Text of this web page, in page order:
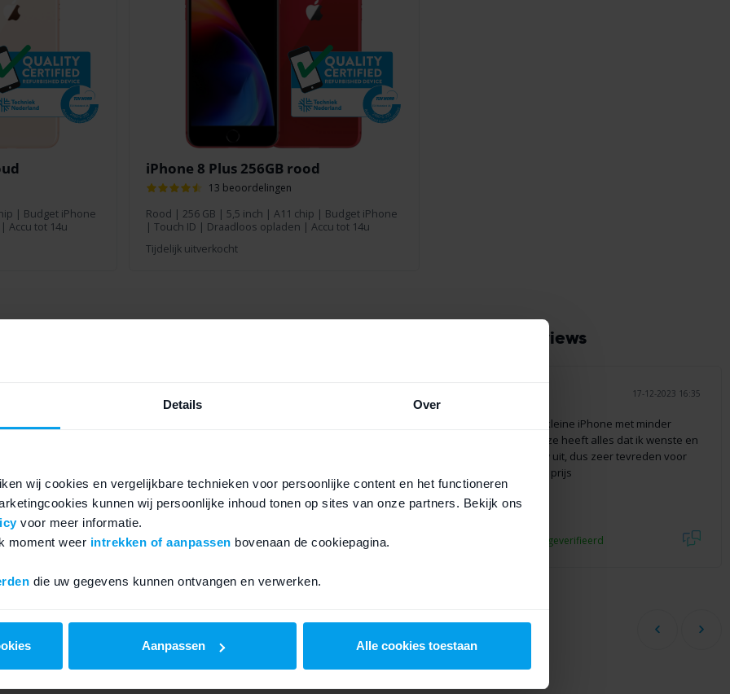
Details Over
wij cookies en vergelijkbare technieken voor persoonlijke content en het functioneren
kunnen wij persoonlijke inhoud tonen op sites van onze partners. Bekijk ons
voor meer informatie.
moment weer intrekken of aanpassen bovenaan de cookiepagina.
die uw gegevens kunnen ontvangen en verwerken.
Aanpassen Alle cookies toestaan
| Budget iPhone
Accu tot 14u
iPhone 8 Plus 256GB rood
13 beoordelingen
Rood | 256 GB | 5,5 inch | A11 chip | Budget iPhone
| Touch ID | Draadloos opladen | Accu tot 14u
Tijdelijk uitverkocht
refurbished iPhone 8 Plus gemiddeld met een 9,4 uit 132 reviews
RIET aankoop geverifieerd
17-12-2023 16:35
Had hiervoor een kleine iPhone met minder
mogelijkheden, deze heeft alles dat ik wenste en
hij ziet er als nieuw uit, dus zeer tevreden voor
een aantrekkelijke prijs
prijs/prestatie
aankoop geverifieerd